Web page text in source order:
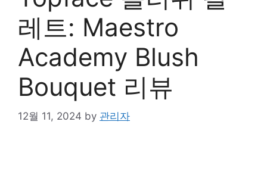
레트: Maestro
Academy Blush
Bouquet 리뷰
12월 11, 2024 by 관리자